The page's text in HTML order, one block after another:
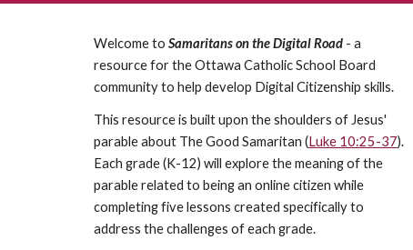
Welcome to Samaritans on the Digital Road - a
resource for the Ottawa Catholic School Board
community to help develop Digital Citizenship skills.
This resource is built upon the shoulders of Jesus'
parable about The Good Samaritan (Luke 10:25-37).
Each grade (K-12) will explore the meaning of the
parable related to being an online citizen while
completing five lessons created specifically to
address the challenges of each grade.